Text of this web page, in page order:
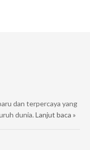
dan terpercaya yang
dunia. Lanjut baca »